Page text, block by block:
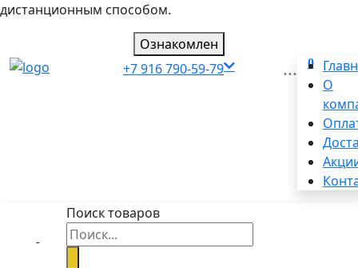
дистанционным способом.
Ознакомлен
+7 916 790-59-79
0
...
О
Поиск товаров